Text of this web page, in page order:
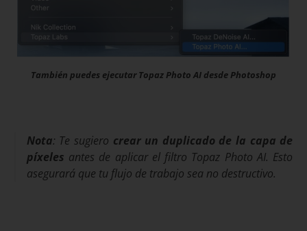
También puedes ejecutar Topaz Photo AI desde Photoshop
Nota: Te sugiero crear un duplicado de la capa de
píxeles antes de aplicar el filtro Topaz Photo AI. Esto
asegurará que tu flujo de trabajo sea no destructivo.